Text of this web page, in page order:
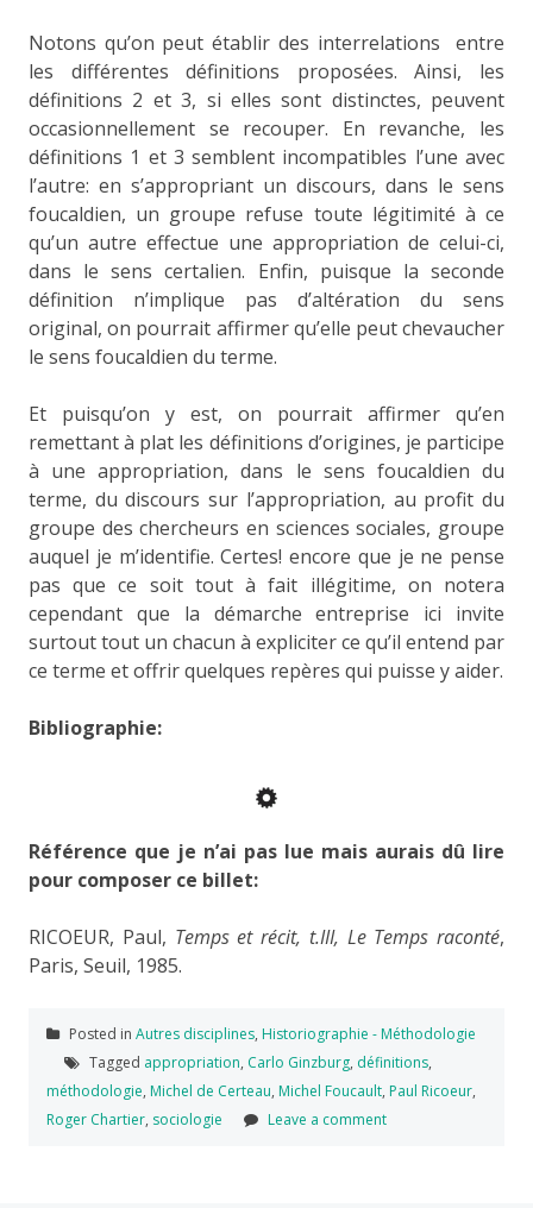
Notons qu’on peut établir des interrelations entre
les différentes définitions proposées. Ainsi, les
définitions 2 et 3, si elles sont distinctes, peuvent
occasionnellement se recouper. En revanche, les
définitions 1 et 3 semblent incompatibles l’une avec
l’autre: en s’appropriant un discours, dans le sens
foucaldien, un groupe refuse toute légitimité à ce
qu’un autre effectue une appropriation de celui-ci,
dans le sens certalien. Enfin, puisque la seconde
définition n’implique pas d’altération du sens
original, on pourrait affirmer qu’elle peut chevaucher
le sens foucaldien du terme.
Et puisqu’on y est, on pourrait affirmer qu’en
remettant à plat les définitions d’origines, je participe
à une appropriation, dans le sens foucaldien du
terme, du discours sur l’appropriation, au profit du
groupe des chercheurs en sciences sociales, groupe
auquel je m’identifie. Certes! encore que je ne pense
pas que ce soit tout à fait illégitime, on notera
cependant que la démarche entreprise ici invite
surtout tout un chacun à expliciter ce qu’il entend par
ce terme et offrir quelques repères qui puisse y aider.
Bibliographie:
Référence que je n’ai pas lue mais aurais dû lire
pour composer ce billet:
RICOEUR, Paul, Temps et récit, t.III, Le Temps raconté,
Paris, Seuil, 1985.
Posted in Autres disciplines, Historiographie - Méthodologie
Tagged appropriation, Carlo Ginzburg, définitions,
méthodologie, Michel de Certeau, Michel Foucault, Paul Ricoeur,
Roger Chartier, sociologie Leave a comment